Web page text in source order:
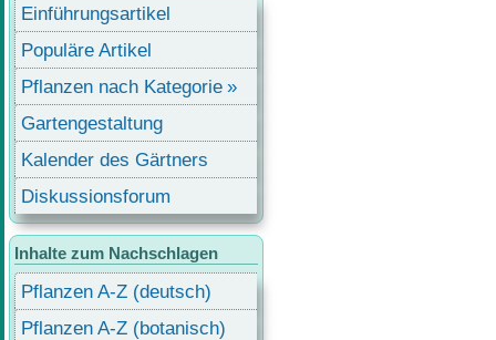
Einführungsartikel
Populäre Artikel
Pflanzen nach Kategorie
Gartengestaltung
Kalender des Gärtners
Diskussionsforum
Inhalte zum Nachschlagen
Pflanzen A-Z (deutsch)
Pflanzen A-Z (botanisch)